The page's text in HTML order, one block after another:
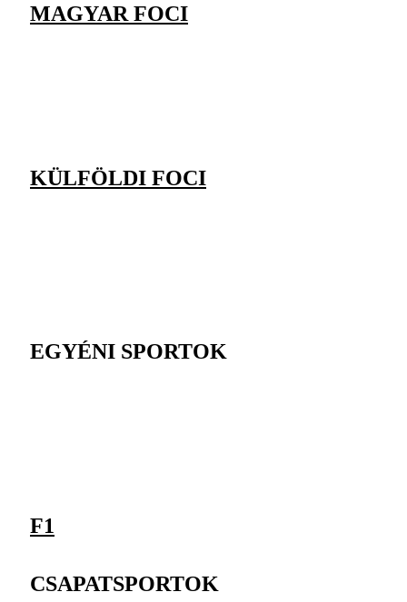
MAGYAR FOCI
KÜLFÖLDI FOCI
EGYÉNI SPORTOK
F1
CSAPATSPORTOK